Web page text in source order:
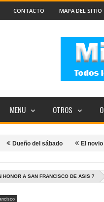
CONTACTO MAPA DEL SITIO
MENU OTROS
del sábado El novio está con
HONOR A SAN FRANCISCO DE ASIS 7